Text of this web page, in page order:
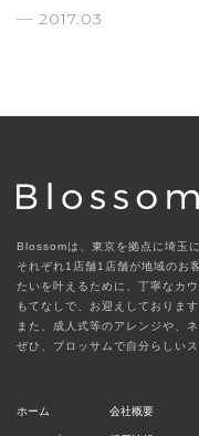
2017.03
Blossomは、東京を拠点に埼玉
それぞれ1店舗1店舗が地域のお
たいを叶えるために、丁寧なカ
もてなしで、お迎えしております
また、成人式等のアレンジや、
ぜひ、ブロッサムで自分らしい
ホーム 会社概要